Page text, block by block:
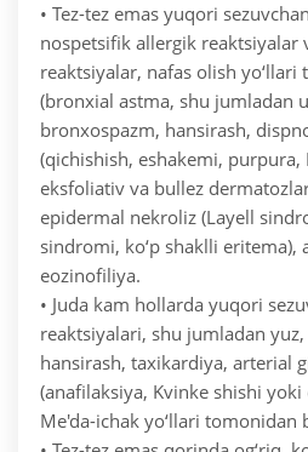
• Tez-tez emas yuqori
nospetsifik allergik reaktsiyalar
reaktsiyalar, nafas olish
(bronxial astma, shu jumladan
bronxospazm, hansirash,
(qichishish, eshakemi, purpura,
eksfoliativ va bullez
epidermal nekroliz (Layell
sindromi, ko‘p shaklli eritema),
eozinofiliya.
• Juda kam hollarda yuqori
reaktsiyalari, shu jumladan
hansirash, taxikardiya, arterial
(anafilaksiya, Kvinke shishi yoki
Me'da-ichak yo‘llari tomonidan